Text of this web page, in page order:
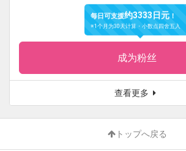
每日可支援约3333日元 ！
※1个月为30天计算・小数点四舍五入
成为粉丝
查看更多
トップへ戻る